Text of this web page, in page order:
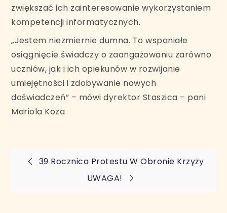
zwiększać ich zainteresowanie wykorzystaniem
kompetencji informatycznych.
„Jestem niezmiernie dumna. To wspaniałe
osiągnięcie świadczy o zaangażowaniu zarówno
uczniów, jak i ich opiekunów w rozwijanie
umiejętności i zdobywanie nowych
doświadczeń” – mówi dyrektor Staszica – pani
Mariola Koza
Nawigacja
39 Rocznica Protestu W Obronie Krzyży
UWAGA!